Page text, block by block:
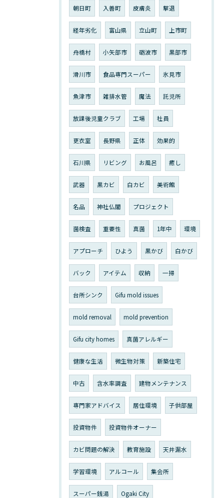
朝日町 入善町 皮膚炎 撃退
経年劣化 富山県 立山町 上市町
舟橋村 小矢部市 砺波市 黒部市
滑川市 食品専門スーパー 氷見市
魚津市 雑排水管 魔法 託児所
放課後児童クラブ 工場 社員
更衣室 長野県 正体 効果的
石川県 リビング お風呂 癒し
武器 黒カビ 白カビ 美術館
名品 神社仏閣 プロジェクト
菌検査 重要性 真菌 1年中 環境
アプローチ ひよう 黒かび 白かび
バック アイテム 収納 一掃
台所シンク Gifu mold issues
mold removal mold prevention
Gifu city homes 真菌アレルギー
健康な生活 微生物対策 新築住宅
中古 含水率調査 建物メンテナンス
専門家アドバイス 居住環境 子供部屋
投資物件 投資物件オーナー
カビ問題の解決 教育施設 天井漏水
学習環境 アルコール 集会所
スーパー銭湯 Ogaki City